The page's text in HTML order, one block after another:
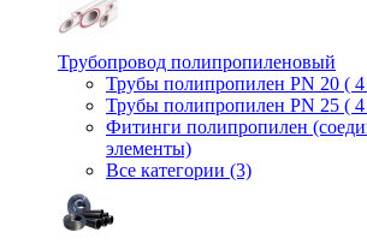
Трубопровод полипропиленовый
Трубы полипропилен PN 20 (
Трубы полипропилен PN 25 (
Фитинги полипропилен
элементы)
Все категории (3)